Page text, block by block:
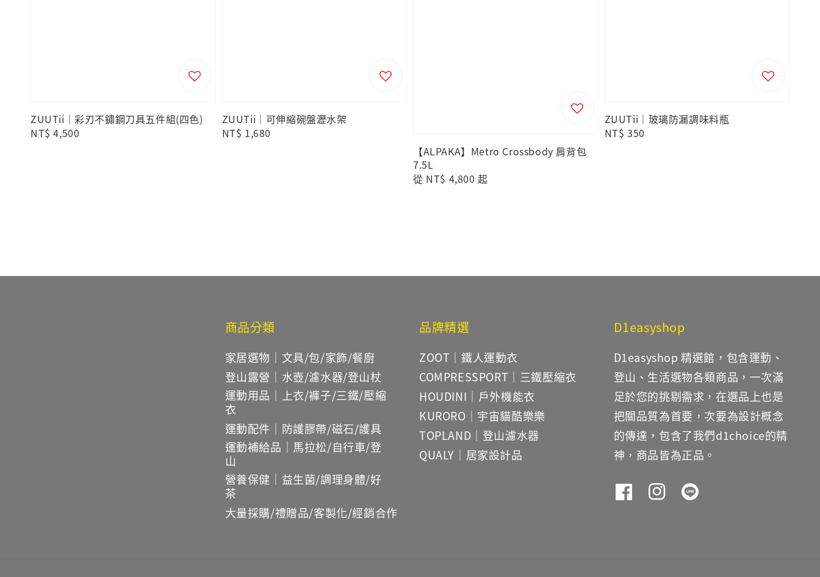
ZUUTii｜彩刃不鏽鋼刀具五件組(四色)
Regular
NT$ 4,500
ZUUTii｜可伸縮碗盤瀝水架
Regular
NT$ 1,680
【ALPAKA】Metro Crossbody 肩背包
7.5L
Regular
從 NT$ 4,800 起
ZUUTii｜玻璃防漏調味料瓶
Regular
NT$ 350
商品分類
家居選物｜文具/包/家飾/餐廚
登山露營｜水壺/濾水器/登山杖
運動用品｜上衣/褲子/三鐵/壓縮
衣
運動配件｜防護膠帶/磁石/護具
運動補給品｜馬拉松/自行車/登
山
營養保健｜益生菌/調理身體/好
茶
大量採購/禮贈品/客製化/經銷合作
品牌精選
ZOOT｜鐵人運動衣
COMPRESSPORT｜三鐵壓縮衣
HOUDINI｜戶外機能衣
KURORO｜宇宙貓酷樂樂
TOPLAND｜登山濾水器
QUALY｜居家設計品
D1easyshop
D1easyshop 精選館，包含運動、
登山、生活選物各類商品，一次滿
足於您的挑剔需求，在選品上也是
把關品質為首要，次要為設計概念
的傳達，包含了我們d1choice的精
神，商品皆為正品。